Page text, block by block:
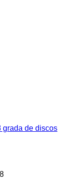
grada de discos